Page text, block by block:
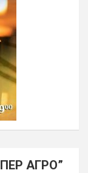
АГРО”